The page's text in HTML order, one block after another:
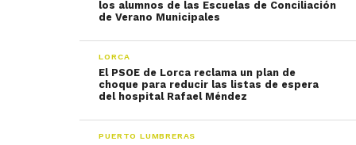
los alumnos de las Escuelas de Conciliación
de Verano Municipales
LORCA
El PSOE de Lorca reclama un plan de
choque para reducir las listas de espera
del hospital Rafael Méndez
PUERTO LUMBRERAS